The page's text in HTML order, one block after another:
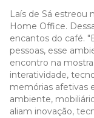
Laís de Sá estreou
Home Office.
encantos do café.
pessoas, esse
encontro na
interatividade,
memórias afetivas
ambiente,
aliam inovação,